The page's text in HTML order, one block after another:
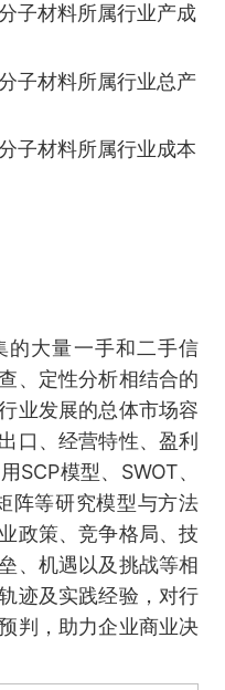
子材料所属行业产成
子材料所属行业总产
子材料所属行业成本
的大量一手和二手信
、定性分析相结合的
业发展的总体市场容
口、经营特性、盈利
SCP模型、SWOT、
阵等研究模型与方法
政策、竞争格局、技
、机遇以及挑战等相
迹及实践经验，对行
判，助力企业商业决